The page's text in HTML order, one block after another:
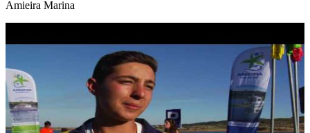
Amieira Marina